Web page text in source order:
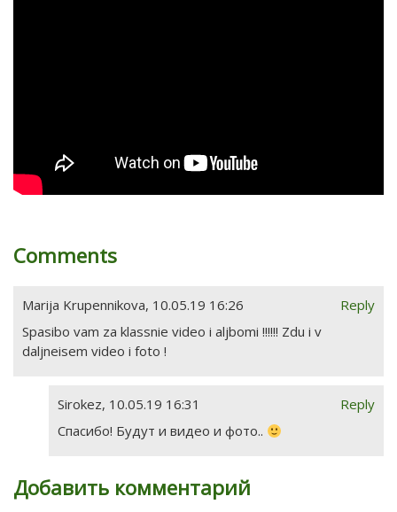
Comments
Reply
Marija Krupennikova, 10.05.19 16:26
Spasibo vam za klassnie video i aljbomi !!!!!! Zdu i v
daljneisem video i foto !
Reply
Sirokez, 10.05.19 16:31
Спасибо! Будут и видео и фото..
Добавить комментарий